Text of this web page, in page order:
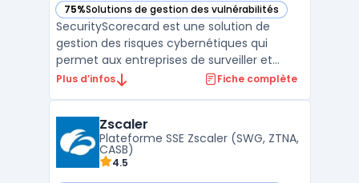
75%Solutions de gestion des vulnérabilités
— voir SecurityScorecard dans cette catégorie
SecurityScorecard est une solution de
gestion des risques cybernétiques qui
permet aux entreprises de surveiller et
d’améliorer leur posture de sécurité. En
traitants à travers un système de notation
A-F, la plateforme aid ...
Plus d’infos Fiche complète
Zscaler
Plateforme SSE Zscaler (SWG, ZTNA,
CASB)
4.5